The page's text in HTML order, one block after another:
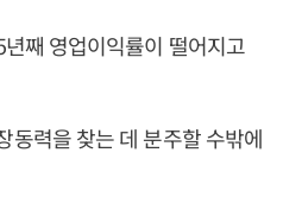
째 영업이익률이 떨어지고
동력을 찾는 데 분주할 수밖에